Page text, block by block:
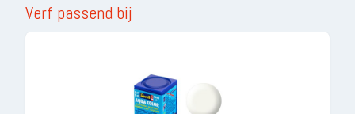
Verf passend bij